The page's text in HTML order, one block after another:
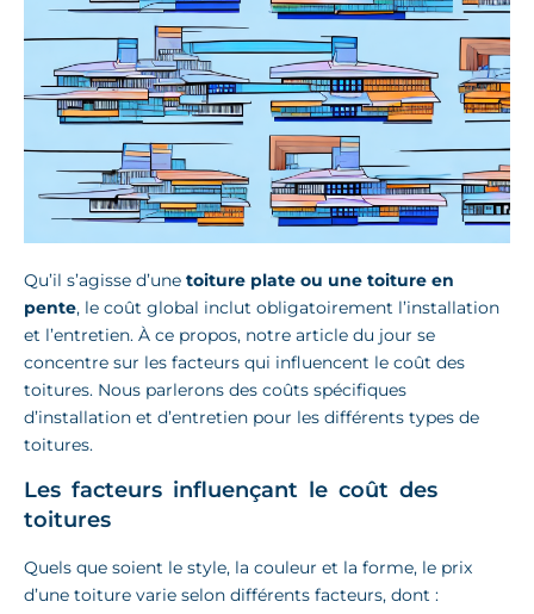
Qu’il s’agisse d’une toiture plate ou une toiture en
pente, le coût global inclut obligatoirement l’installation
et l’entretien. À ce propos, notre article du jour se
concentre sur les facteurs qui influencent le coût des
toitures. Nous parlerons des coûts spécifiques
d’installation et d’entretien pour les différents types de
toitures.
Les facteurs influençant le coût des
toitures
Quels que soient le style, la couleur et la forme, le prix
d’une toiture varie selon différents facteurs, dont :